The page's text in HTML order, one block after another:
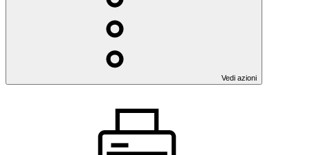
Vedi azioni